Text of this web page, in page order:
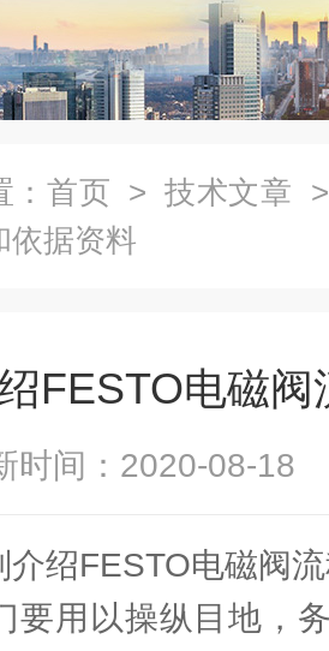
首页 > 技术文章
依据资料
FESTO电磁
时间：2020-08-
绍FESTO电磁阀
用以操纵目地，